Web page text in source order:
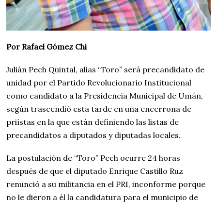
Por Rafael Gómez Chi
Julián Pech Quintal, alias “Toro” será precandidato de
unidad por el Partido Revolucionario Institucional
como candidato a la Presidencia Municipal de Umán,
según trascendió esta tarde en una encerrona de
priístas en la que están definiendo las listas de
precandidatos a diputados y diputadas locales.
La postulación de “Toro” Pech ocurre 24 horas
después de que el diputado Enrique Castillo Ruz
renunció a su militancia en el PRI, inconforme porque
no le dieron a él la candidatura para el municipio de